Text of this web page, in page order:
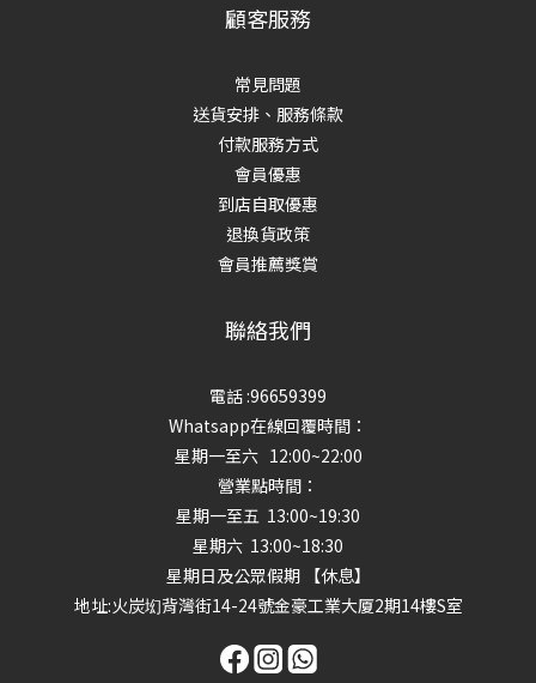
顧客服務
常見問題
送貨安排、服務條款
付款服務方式
會員優惠
到店自取優惠
退換貨政策
會員推薦獎賞
聯絡我們
電話 :96659399
Whatsapp在線回覆時間：
星期一至六 12:00~22:00
營業點時間：
星期一至五 13:00~19:30
星期六 13:00~18:30
星期日及公眾假期 【休息】
地址:火炭㘭背灣街14-24號金豪工業大厦2期14樓S室